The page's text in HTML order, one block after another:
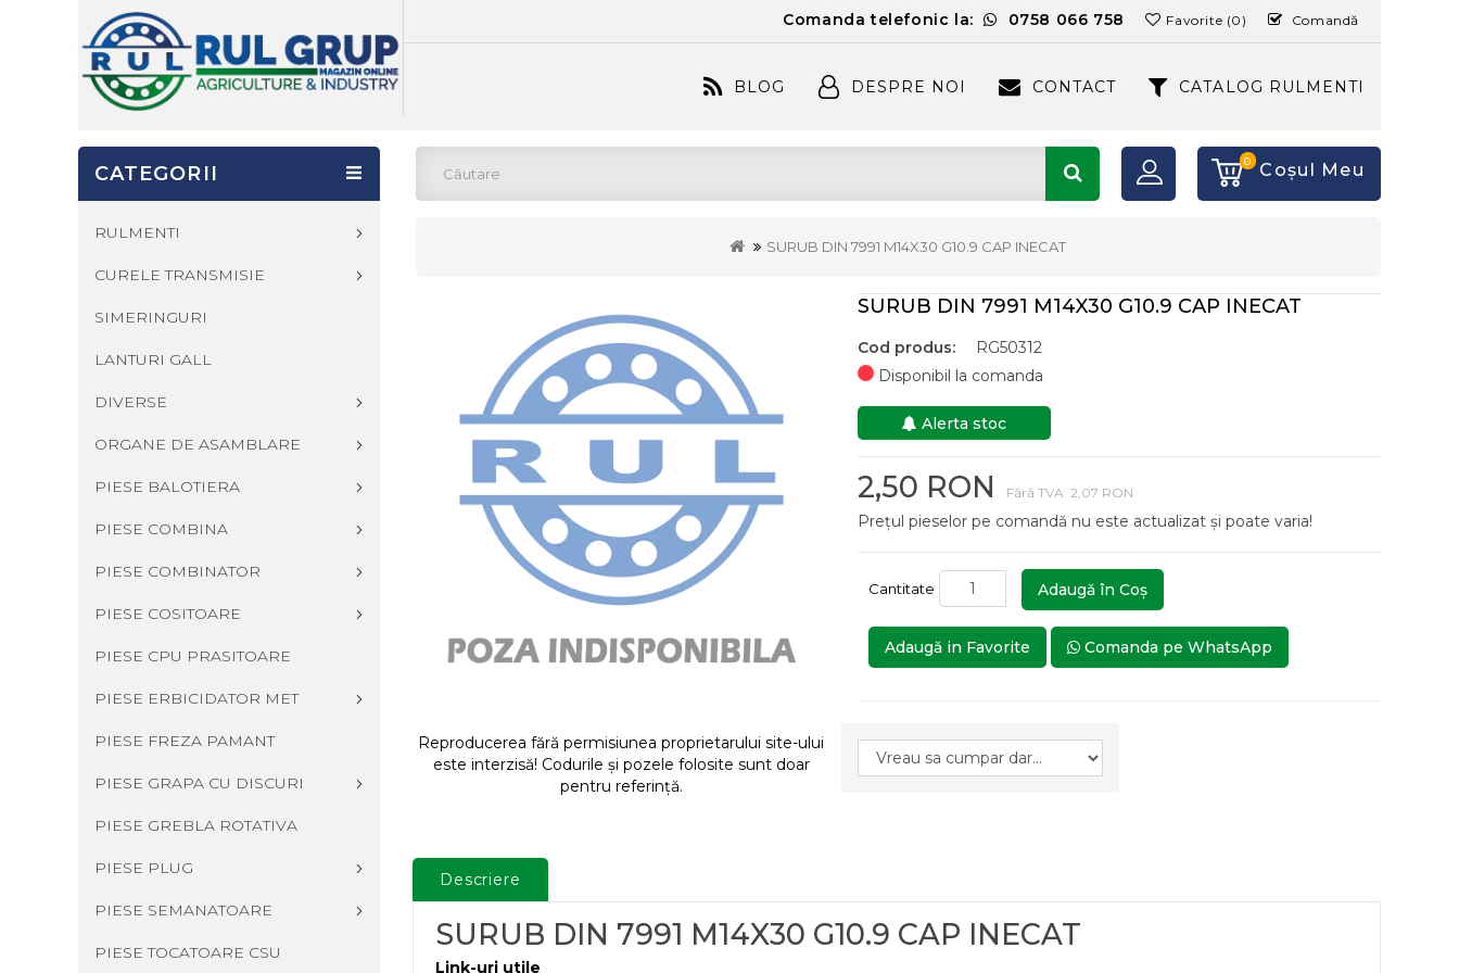
Comanda telefonic la: 0758 066 758 Favorite (0) Comandă
BLOG DESPRE NOI CONTACT CATALOG RULMENTI
0 Coşul Meu
SURUB DIN 7991 M14X30 G10.9 CAP INECAT
CATEGORII
RULMENTI
CURELE TRANSMISIE
SIMERINGURI
LANTURI GALL
DIVERSE
ORGANE DE ASAMBLARE
PIESE BALOTIERA
PIESE COMBINA
PIESE COMBINATOR
PIESE COSITOARE
PIESE CPU PRASITOARE
PIESE ERBICIDATOR MET
PIESE FREZA PAMANT
PIESE GRAPA CU DISCURI
PIESE GREBLA ROTATIVA
PIESE PLUG
PIESE SEMANATOARE
PIESE TOCATOARE CSU
Reproducerea fără permisiunea proprietarului site-ului
este interzisă! Codurile și pozele folosite sunt doar
pentru referință.
SURUB DIN 7991 M14X30 G10.9 CAP INECAT
Cod produs:
RG50312
Disponibil la comanda
Alerta stoc
2,50 RON Fără TVA: 2,07 RON
Prețul pieselor pe comandă nu este actualizat și poate varia!
Cantitate Adaugă în Coş
Adaugă in Favorite Comanda pe WhatsApp
Descriere
SURUB DIN 7991 M14X30 G10.9 CAP INECAT
Link-uri utile